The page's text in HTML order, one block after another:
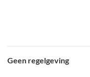
Geen regelgeving